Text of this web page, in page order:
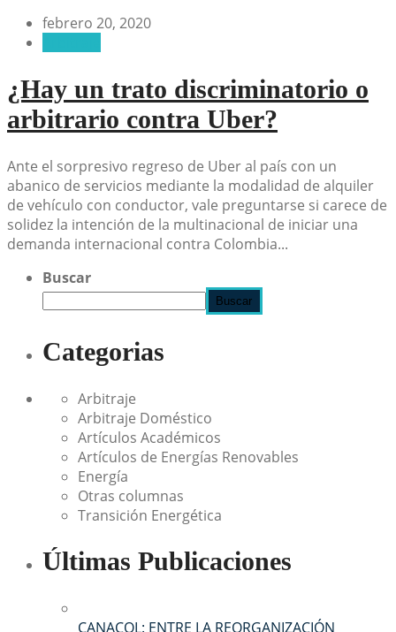
febrero 20, 2020
¿Hay un trato discriminatorio o
arbitrario contra Uber?
Ante el sorpresivo regreso de Uber al país con un
abanico de servicios mediante la modalidad de alquiler
de vehículo con conductor, vale preguntarse si carece de
solidez la intención de la multinacional de iniciar una
demanda internacional contra Colombia...
Buscar
Buscar
Categorias
Arbitraje
Arbitraje Doméstico
Artículos Académicos
Artículos de Energías Renovables
Energía
Otras columnas
Transición Energética
Últimas Publicaciones
CANACOL: ENTRE LA REORGANIZACIÓN